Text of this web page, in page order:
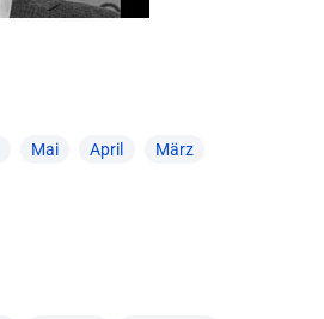
Mai April März